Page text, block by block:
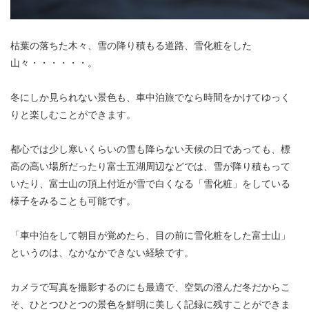
枯葉の落ちた木々、雪の降り積もる道路、雪化粧をした
山々・・・・・・。
冬にしか見られない景色も、車中泊旅でなら時間をかけてゆっく
りと楽しむことができます。
都心では少し寒いくらいの雪も降らない天候の日であっても、標
高の高い場所だったり富士五湖周辺などでは、雪が降り積もって
いたり、富士山の頂上付近が雪で白くなる「雪化粧」をしている
様子をみることも可能です。
「車中泊をして朝目が覚めたら、目の前に雪化粧をした富士山」
というのは、なかなかできない経験です。
カメラで写真を撮影するのにも最適で、空気の澄んだ冬だからこ
そ、ひとつひとつの景色を鮮明に美しく記録に残すことができま